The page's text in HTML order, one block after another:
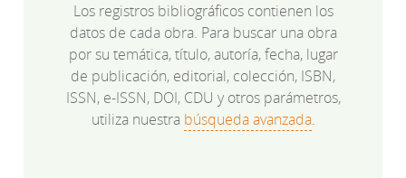
Los registros bibliográficos contienen los
datos de cada obra. Para buscar una obra
por su temática, título, autoría, fecha, lugar
de publicación, editorial, colección, ISBN,
ISSN, e-ISSN, DOI, CDU y otros parámetros,
utiliza nuestra búsqueda avanzada.